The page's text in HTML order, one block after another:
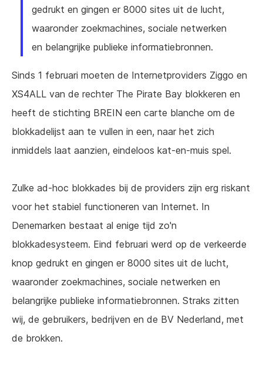
gedrukt en gingen er 8000 sites uit de lucht,
waaronder zoekmachines, sociale netwerken
en belangrijke publieke informatiebronnen.
Sinds 1 februari moeten de Internetproviders Ziggo en
XS4ALL van de rechter The Pirate Bay blokkeren en
heeft de stichting BREIN een carte blanche om de
blokkadelijst aan te vullen in een, naar het zich
inmiddels laat aanzien, eindeloos kat-en-muis spel.
Zulke ad-hoc blokkades bij de providers zijn erg riskant
voor het stabiel functioneren van Internet. In
Denemarken bestaat al enige tijd zo'n
blokkadesysteem. Eind februari werd op de verkeerde
knop gedrukt en gingen er 8000 sites uit de lucht,
waaronder zoekmachines, sociale netwerken en
belangrijke publieke informatiebronnen. Straks zitten
wij, de gebruikers, bedrijven en de BV Nederland, met
de brokken.